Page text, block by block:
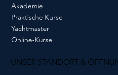
Akademie
Praktische Kurse
Yachtmaster
Online-Kurse
UNSER STANDORT &